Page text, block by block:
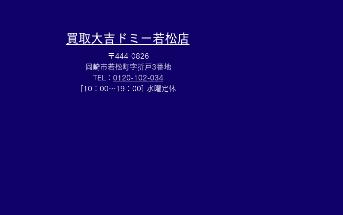
買取大吉ドミー若松店
〒444-0826
岡崎市若松町字折戸3番地
TEL： 0120-102-034
[10：00～19：00] 水曜定休